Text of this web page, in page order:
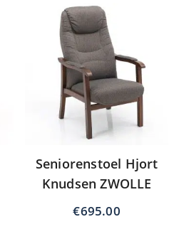
Seniorenstoel Hjort
Knudsen ZWOLLE
€695.00